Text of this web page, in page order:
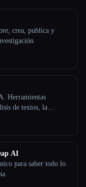
crea, publica y
Herramientas
de textos, la
documentos
AI
para saber todo lo